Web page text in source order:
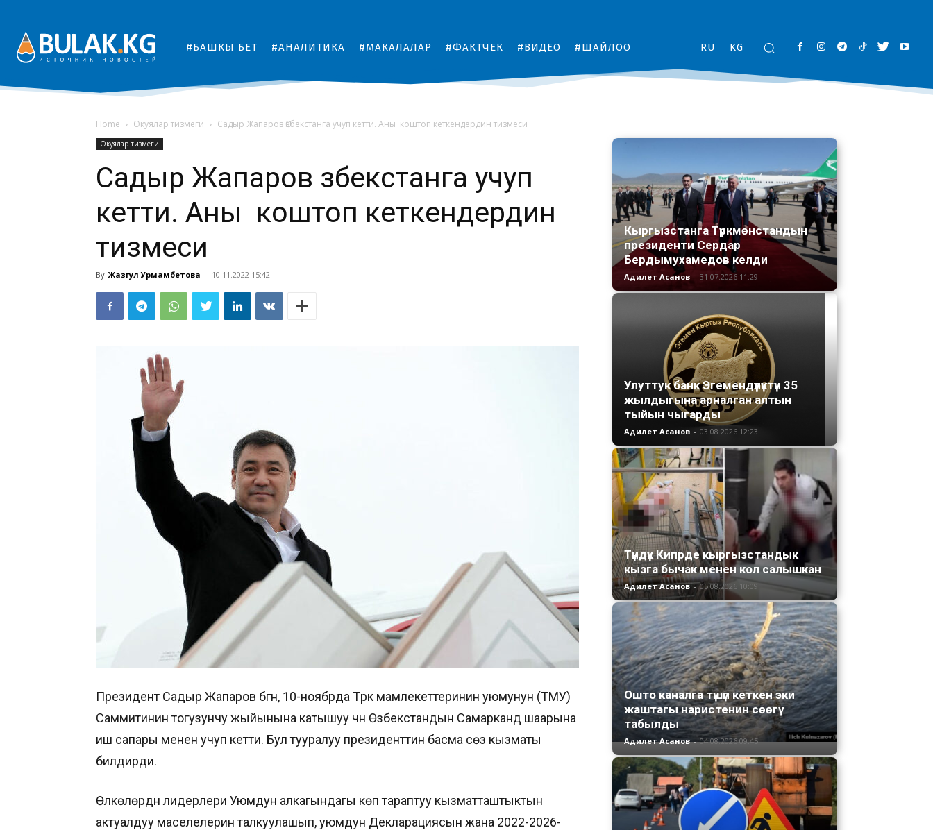
#БАШКЫ БЕТ #АНАЛИТИКА #МАКАЛАЛАР #ФАКТЧЕК #ВИДЕО #ШАЙЛОО RU KG
Home Окуялар тизмеги Садыр Жапаров Өзбекстанга учуп кетти. Аны коштоп кеткендердин тизмеси
Окуялар тизмеги
Садыр Жапаров Өзбекстанга учуп
кетти. Аны коштоп кеткендердин
тизмеси
By Жазгул Урмамбетова - 10.11.2022 15:42
Президент Садыр Жапаров бүгүн, 10-ноябрда Түрк мамлекеттеринин уюмунун (ТМУ)
Саммитинин тогузунчу жыйынына катышуу үчүн Өзбекстандын Самарканд шаарына
иш сапары менен учуп кетти. Бул тууралуу президенттин басма сөз кызматы
билдирди.
Өлкөлөрдүн лидерлери Уюмдун алкагындагы көп тараптуу кызматташтыктын
актуалдуу маселелерин талкуулашып, уюмдун Декларациясын жана 2022-2026-
Кыргызстанга Түркмөнстандын
президенти Сердар
Бердымухамедов келди
Адилет Асанов - 31.07.2026 11:29
Улуттук банк Эгемендүүлүктүн 35
жылдыгына арналган алтын
тыйын чыгарды
Адилет Асанов - 03.08.2026 12:23
Түндүк Кипрде кыргызстандык
кызга бычак менен кол салышкан
Адилет Асанов - 05.08.2026 10:09
Ошто каналга түшүп кеткен эки
жаштагы наристенин сөөгү
табылды
Адилет Асанов - 04.08.2026 09:45